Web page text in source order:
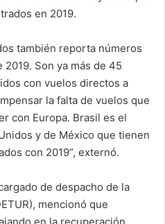
en 2019.
también reporta números
Son ya más de 45
con vuelos directos a
la falta de vuelos que
con Europa. Brasil es el
y de México que tienen
con 2019”, externó.
de despacho de la
mencionó que
en la recuperación